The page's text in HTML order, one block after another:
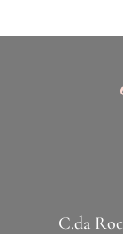
C.da